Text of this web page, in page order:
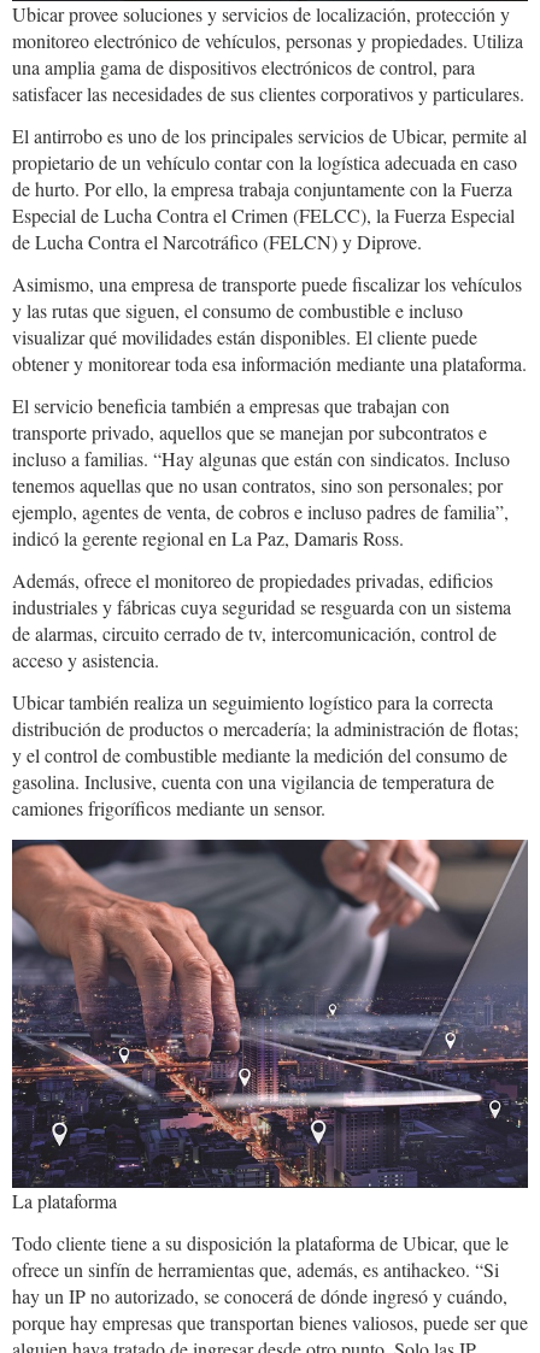
Ubicar provee soluciones y servicios de localización, protección y
monitoreo electrónico de vehículos, personas y propiedades. Utiliza
una amplia gama de dispositivos electrónicos de control, para
satisfacer las necesidades de sus clientes corporativos y particulares.
El antirrobo es uno de los principales servicios de Ubicar, permite al
propietario de un vehículo contar con la logística adecuada en caso
de hurto. Por ello, la empresa trabaja conjuntamente con la Fuerza
Especial de Lucha Contra el Crimen (FELCC), la Fuerza Especial
de Lucha Contra el Narcotráfico (FELCN) y Diprove.
Asimismo, una empresa de transporte puede fiscalizar los vehículos
y las rutas que siguen, el consumo de combustible e incluso
visualizar qué movilidades están disponibles. El cliente puede
obtener y monitorear toda esa información mediante una plataforma.
El servicio beneficia también a empresas que trabajan con
transporte privado, aquellos que se manejan por subcontratos e
incluso a familias. “Hay algunas que están con sindicatos. Incluso
tenemos aquellas que no usan contratos, sino son personales; por
ejemplo, agentes de venta, de cobros e incluso padres de familia”,
indicó la gerente regional en La Paz, Damaris Ross.
Además, ofrece el monitoreo de propiedades privadas, edificios
industriales y fábricas cuya seguridad se resguarda con un sistema
de alarmas, circuito cerrado de tv, intercomunicación, control de
acceso y asistencia.
Ubicar también realiza un seguimiento logístico para la correcta
distribución de productos o mercadería; la administración de flotas;
y el control de combustible mediante la medición del consumo de
gasolina. Inclusive, cuenta con una vigilancia de temperatura de
camiones frigoríficos mediante un sensor.
ubicar1.jpg
La plataforma
Todo cliente tiene a su disposición la plataforma de Ubicar, que le
ofrece un sinfín de herramientas que, además, es antihackeo. “Si
hay un IP no autorizado, se conocerá de dónde ingresó y cuándo,
porque hay empresas que transportan bienes valiosos, puede ser que